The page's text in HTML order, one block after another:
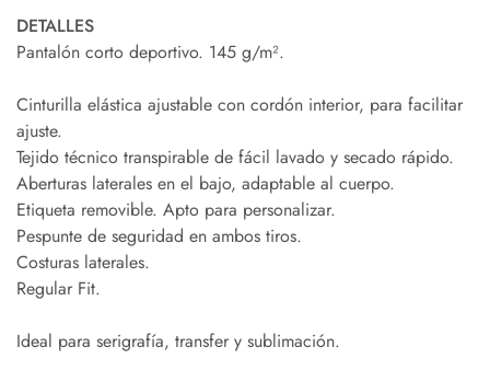
DETALLES
Pantalón corto deportivo. 145 g/m².
Cinturilla elástica ajustable con cordón interior, para facilitar
ajuste.
Tejido técnico transpirable de fácil lavado y secado rápido.
Aberturas laterales en el bajo, adaptable al cuerpo.
Etiqueta removible. Apto para personalizar.
Pespunte de seguridad en ambos tiros.
Costuras laterales.
Regular Fit.
Ideal para serigrafía, transfer y sublimación.